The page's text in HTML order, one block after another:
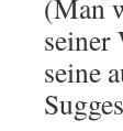
(Man
seiner
seine